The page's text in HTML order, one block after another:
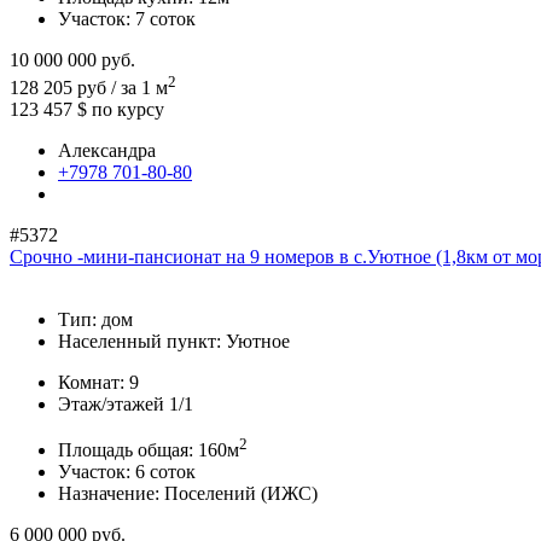
Участок: 7 соток
10 000 000 руб.
128 205 руб / за 1 м2
123 457 $ по курсу
Александра
+7978 701-80-80
#5372
Срочно -мини-пансионат на 9 номеров в с.Уютное (1,8км от
Тип: дом
Населенный пункт: Уютное
Комнат: 9
Этаж/этажей 1/1
Площадь общая: 160м2
Участок: 6 соток
Назначение: Поселений (ИЖС)
6 000 000 руб.